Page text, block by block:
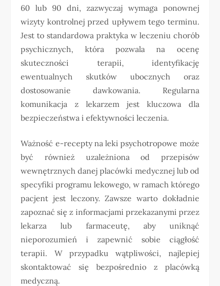
60 lub 90 dni, zazwyczaj wymaga ponownej
wizyty kontrolnej przed upływem tego terminu.
Jest to standardowa praktyka w leczeniu chorób
psychicznych, która pozwala na ocenę
skuteczności terapii, identyfikację
ewentualnych skutków ubocznych oraz
dostosowanie dawkowania. Regularna
komunikacja z lekarzem jest kluczowa dla
bezpieczeństwa i efektywności leczenia.
Ważność e-recepty na leki psychotropowe może
być również uzależniona od przepisów
wewnętrznych danej placówki medycznej lub od
specyfiki programu lekowego, w ramach którego
pacjent jest leczony. Zawsze warto dokładnie
zapoznać się z informacjami przekazanymi przez
lekarza lub farmaceutę, aby uniknąć
nieporozumień i zapewnić sobie ciągłość
terapii. W przypadku wątpliwości, najlepiej
skontaktować się bezpośrednio z placówką
medyczną.